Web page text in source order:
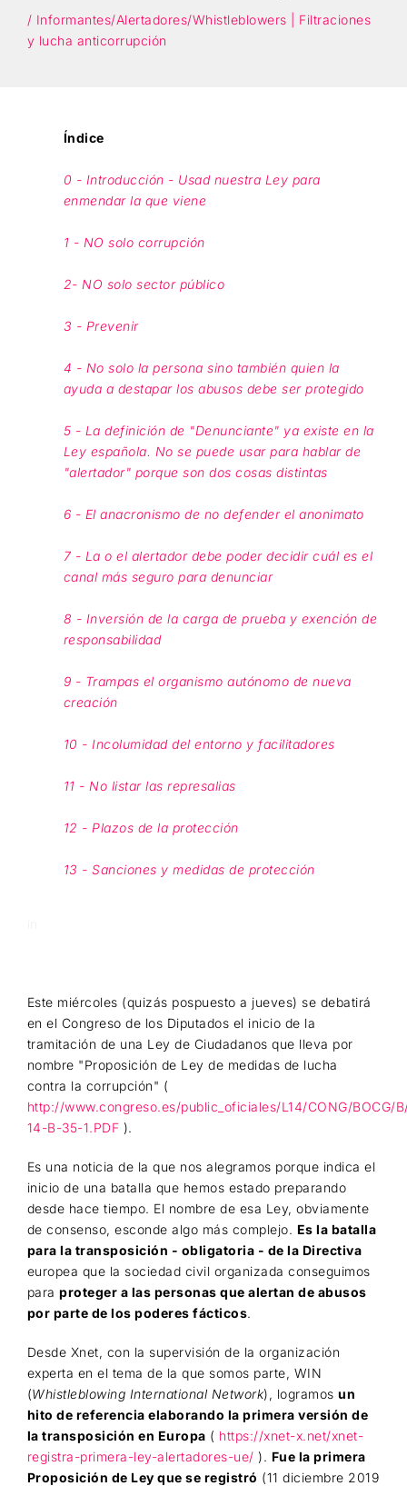
/ Informantes/Alertadores/Whistleblowers | Filtraciones
y lucha anticorrupción
Índice
0 - Introducción - Usad nuestra Ley para
enmendar la que viene
1 - NO solo corrupción
2- NO solo sector público
3 - Prevenir
4 - No solo la persona sino también quien la
ayuda a destapar los abusos debe ser protegido
5 - La definición de "Denunciante" ya existe en la
Ley española. No se puede usar para hablar de
"alertador" porque son dos cosas distintas
6 - El anacronismo de no defender el anonimato
7 - La o el alertador debe poder decidir cuál es el
canal más seguro para denunciar
8 - Inversión de la carga de prueba y exención de
responsabilidad
9 - Trampas el organismo autónomo de nueva
creación
10 - Incolumidad del entorno y facilitadores
11 - No listar las represalias
12 - Plazos de la protección
13 - Sanciones y medidas de protección
Este miércoles (quizás pospuesto a jueves) se debatirá
en el Congreso de los Diputados el inicio de la
tramitación de una Ley de Ciudadanos que lleva por
nombre "Proposición de Ley de medidas de lucha
contra la corrupción" (
http://www.congreso.es/public_oficiales/L14/CONG/BOCG/
14-B-35-1.PDF ).
Es una noticia de la que nos alegramos porque indica el
inicio de una batalla que hemos estado preparando
desde hace tiempo. El nombre de esa Ley, obviamente
de consenso, esconde algo más complejo. Es la batalla
para la transposición - obligatoria - de la Directiva
europea que la sociedad civil organizada conseguimos
paraproteger a las personas que alertan de abusos
por parte de los poderes fácticos.
Desde Xnet, con la supervisión de la organización
experta en el tema de la que somos parte, WIN
(Whistleblowing International Network), logramosun
hito de referencia elaborando la primera versión de
la transposición en Europa ( https://xnet-x.net/xnet-
registra-primera-ley-alertadores-ue/ ). Fue la primera
Proposición de Ley que se registró (11 diciembre 2019